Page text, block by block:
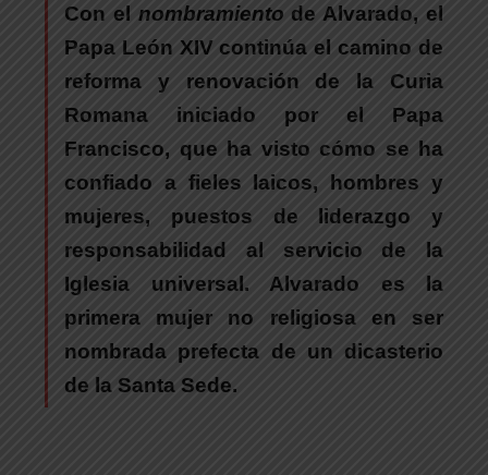
Con el nombramiento de Alvarado, el
Papa León XIV continúa el camino de
reforma y renovación de la Curia
Romana iniciado por el Papa
Francisco, que ha visto cómo se ha
confiado a fieles laicos, hombres y
mujeres, puestos de liderazgo y
responsabilidad al servicio de la
Iglesia universal. Alvarado es la
primera mujer no religiosa en ser
nombrada prefecta de un dicasterio
de la Santa Sede.